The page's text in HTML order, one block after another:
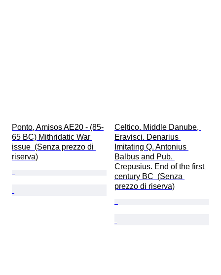
Ponto, Amisos AE20 - (85-
65 BC) Mithridatic War
issue  (Senza prezzo di
riserva)
Celtico. Middle Danube,
Eravisci. Denarius
Imitating Q. Antonius
Balbus and Pub.
Crepusius. End of the first
century BC  (Senza
prezzo di riserva)